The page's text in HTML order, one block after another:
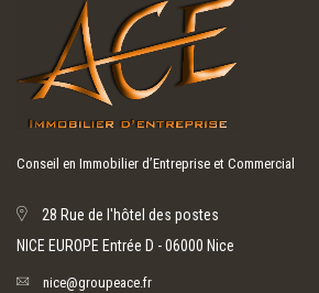
Conseil en Immobilier d’Entreprise et Commercial
28 Rue de l'hôtel des postes
NICE EUROPE Entrée D - 06000 Nice
nice@groupeace.fr